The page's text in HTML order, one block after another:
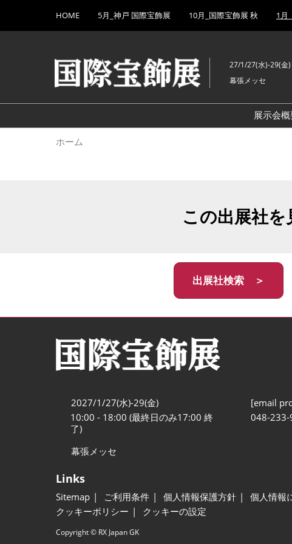
キ
し
て
to
HOME 5月_神戸 国際宝飾展 10月_国際宝飾展 秋 1月
27/1/27(水)-29(金)
幕張メッセ
展示会
ホーム
この出展社
出展社検索 ＞
2027/1/27(水)-29(金)
10:00 - 18:00 (最終日のみ17:00 終
了)
幕張メッセ
[email
048-233-
Links
Sitemap ご利用条件 個人情報保護方針 個人情報
クッキーポリシー
クッキーの設定
Copyright © RX Japan GK